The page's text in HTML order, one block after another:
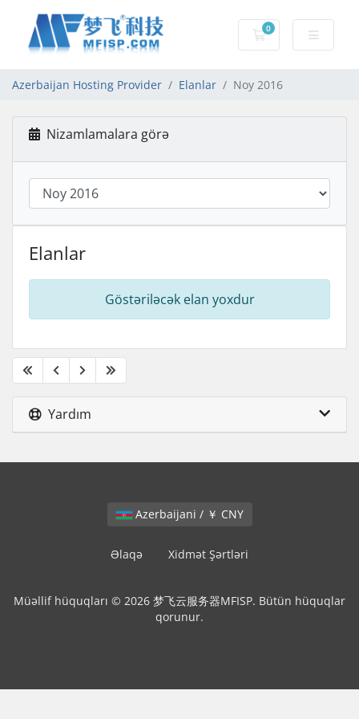
0
Səbət
Azerbaijan Hosting Provider Elanlar Noy 2016
Nizamlamalara görə
Elanlar
Göstəriləcək elan yoxdur
Yardım
Azerbaijani / ￥ CNY
Əlaqə Xidmət Şərtləri
Müəllif hüquqları © 2026 梦飞云服务器MFISP. Bütün hüquqlar
qorunur.